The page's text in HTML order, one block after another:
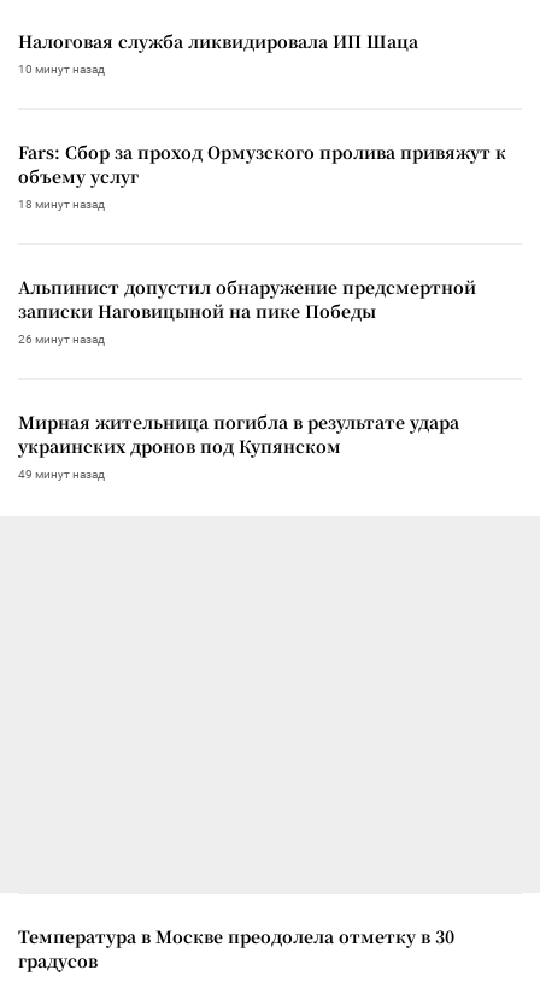
Налоговая служба ликвидировала ИП Шаца
10 минут назад
Fars: Сбор за проход Ормузского пролива привяжут к
объему услуг
18 минут назад
Альпинист допустил обнаружение предсмертной
записки Наговицыной на пике Победы
26 минут назад
Мирная жительница погибла в результате удара
украинских дронов под Купянском
49 минут назад
Температура в Москве преодолела отметку в 30
градусов